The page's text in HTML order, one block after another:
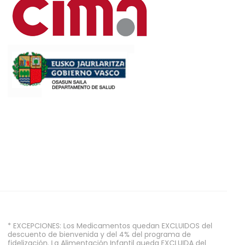
* EXCEPCIONES: Los Medicamentos quedan EXCLUIDOS del
descuento de bienvenida y del 4% del programa de
fidelización. La Alimentación Infantil queda EXCLUIDA del